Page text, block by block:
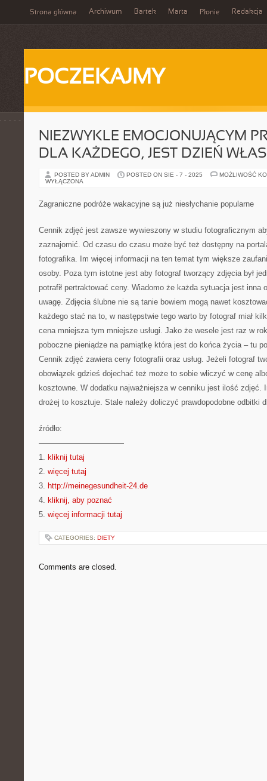
Strona główna Archiwum Bartek Marta Płonie Redakcja
POCZEKAJMY
NIEZWYKLE EMOCJONUJĄCYM
DLA KAŻDEGO, JEST DZIEŃ
POSTED BY ADMIN POSTED ON SIE - 7 - 2025
MOŻLIWOŚĆ
WYŁĄCZONA
Zagraniczne podróże wakacyjne są już niesłychanie popularne
Cennik zdjęć jest zawsze wywieszony w studiu fotograficznym
zaznajomić. Od czasu do czasu może być też dostępny na
fotografika. Im więcej informacji na ten temat tym większe
osoby. Poza tym istotne jest aby fotograf tworzący zdjęcia był
potrafił pertraktować ceny. Wiadomo że każda sytuacja jest inna
uwagę. Zdjęcia ślubne nie są tanie bowiem mogą nawet
każdego stać na to, w następstwie tego warto by fotograf miał
cena mniejsza tym mniejsze usługi. Jako że wesele jest raz w
poboczne pieniądze na pamiątkę która jest do końca życia – tu
Cennik zdjęć zawiera ceny fotografii oraz usług. Jeżeli fotograf
obowiązek gdzieś dojechać też może to sobie wliczyć w cenę
kosztowne. W dodatku najważniejsza w cenniku jest ilość zdjęć.
drożej to kosztuje. Stale należy doliczyć prawdopodobne odbitki
źródło:
———————————
1. kliknij tutaj
2. więcej tutaj
3. http://meinegesundheit-24.de
4. kliknij, aby poznać
5. więcej informacji tutaj
CATEGORIES: DIETY
Comments are closed.